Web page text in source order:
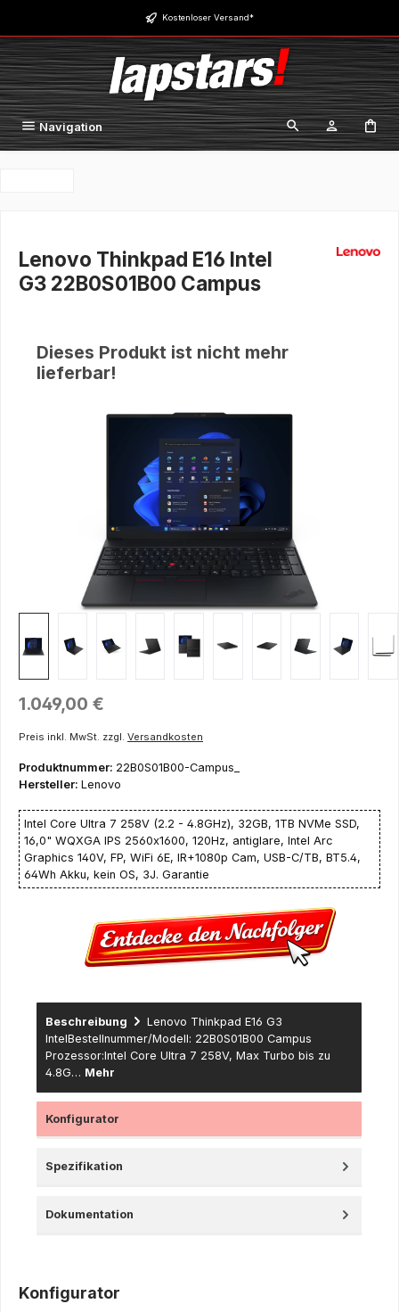
Zum Hauptinhalt springen Kostenloser Versand*
Navigation
Lenovo Thinkpad E16 Intel
G3 22B0S01B00 Campus
Dieses Produkt ist nicht mehr
lieferbar!
Bildergalerie überspringen
Regulärer Preis:
1.049,00 €
Preis inkl. MwSt. zzgl. Versandkosten
Produktnummer: 22B0S01B00-Campus_
Hersteller: Lenovo
Intel Core Ultra 7 258V (2.2 - 4.8GHz), 32GB, 1TB NVMe SSD,
16,0" WQXGA IPS 2560x1600, 120Hz, antiglare, Intel Arc
Graphics 140V, FP, WiFi 6E, IR+1080p Cam, USB-C/TB, BT5.4,
64Wh Akku, kein OS, 3J. Garantie
Beschreibung
Lenovo Thinkpad E16 G3
IntelBestellnummer/Modell: 22B0S01B00 Campus
Prozessor:Intel Core Ultra 7 258V, Max Turbo bis zu
4.8G… Mehr
Konfigurator
Spezifikation
Dokumentation
Konfigurator